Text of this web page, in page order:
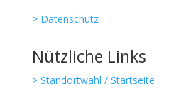
> Datenschutz
Nützliche Links
> Standortwahl / Startseite